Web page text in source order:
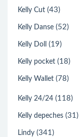
Kelly Cut (43)
Kelly Danse (52)
Kelly Doll (19)
Kelly pocket (18)
Kelly Wallet (78)
Kelly 24/24 (118)
Kelly depeches (31)
Lindy (341)